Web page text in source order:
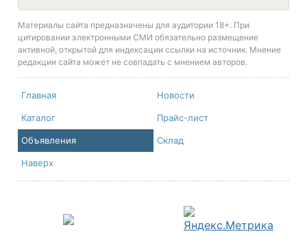
Материалы сайта предназначены для аудитории 18+. При
цитировании электронными СМИ обязательно размещение
активной, открытой для индексации ссылки на источник. Мнение
редакции сайта может не совпадать с мнением авторов.
Главная Новости
Каталог Прайс-лист
Объявления Склад
Наверх